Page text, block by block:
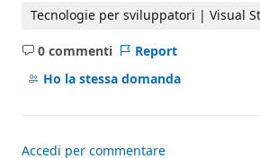
u
z
o
Tecnologie per sviluppatori | Visual
0 commenti
Nessun
commento
Report
Ho la stessa domanda
Accedi per commentare